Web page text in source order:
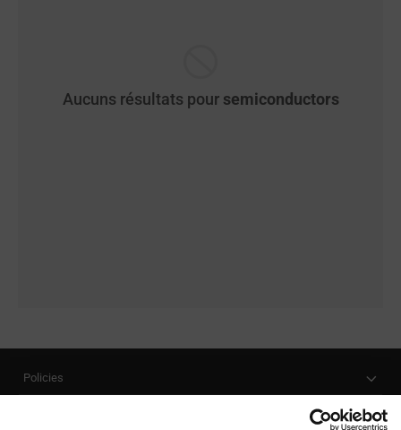
Aucuns résultats pour semiconductors
Policies